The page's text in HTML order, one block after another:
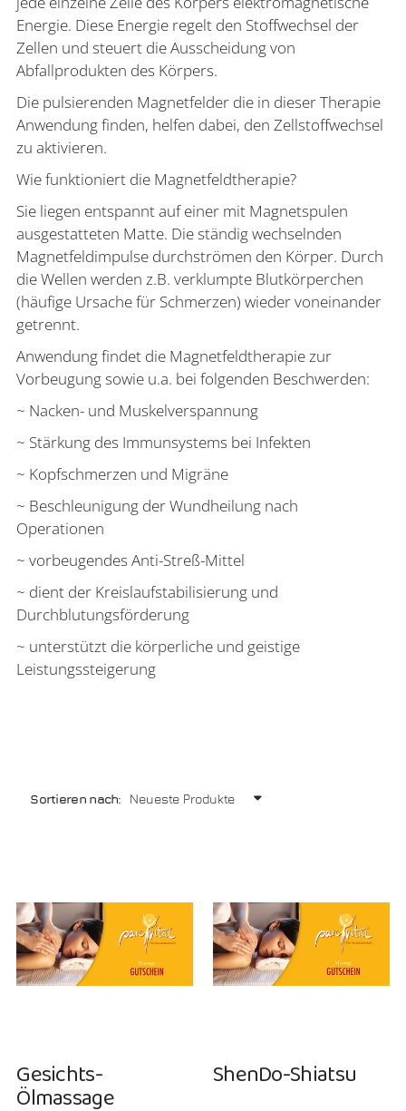
Energie. Diese Energie regelt den Stoffwechsel der
Zellen und steuert die Ausscheidung von
Abfallprodukten des Körpers.
Die pulsierenden Magnetfelder die in dieser Therapie
Anwendung finden, helfen dabei, den Zellstoffwechsel
zu aktivieren.
Wie funktioniert die Magnetfeldtherapie?
Sie liegen entspannt auf einer mit Magnetspulen
ausgestatteten Matte. Die ständig wechselnden
Magnetfeldimpulse durchströmen den Körper. Durch
die Wellen werden z.B. verklumpte Blutkörperchen
(häufige Ursache für Schmerzen) wieder voneinander
getrennt.
Anwendung findet die Magnetfeldtherapie zur
Vorbeugung sowie u.a. bei folgenden Beschwerden:
~ Nacken- und Muskelverspannung
~ Stärkung des Immunsystems bei Infekten
~ Kopfschmerzen und Migräne
~ Beschleunigung der Wundheilung nach
Operationen
~ vorbeugendes Anti-Streß-Mittel
~ dient der Kreislaufstabilisierung und
Durchblutungsförderung
~ unterstützt die körperliche und geistige
Leistungssteigerung
Sortieren nach:
Gesichts-
Ölmassage
ShenDo-Shiatsu